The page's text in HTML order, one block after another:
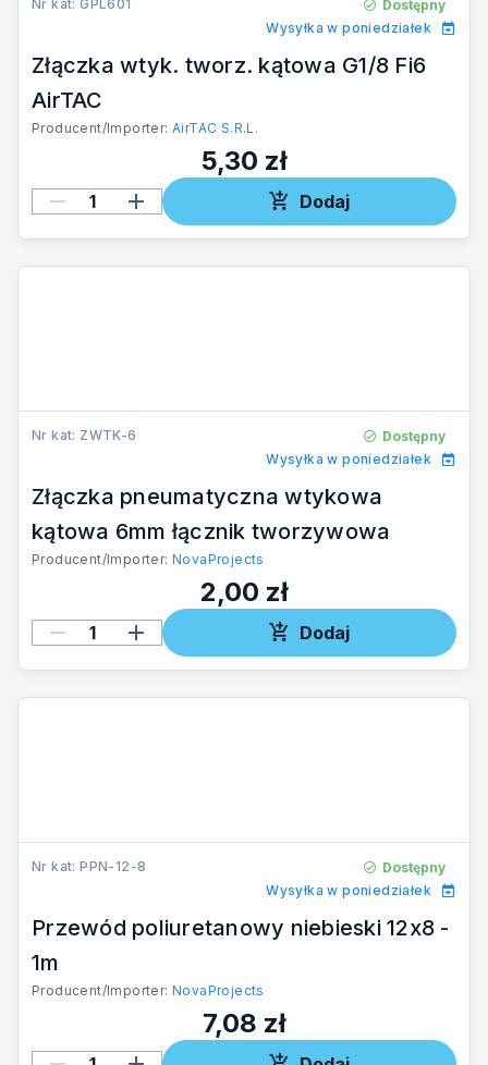
Nr kat: GPL601
Dostępny
Wysyłka w poniedziałek
Złączka wtyk. tworz. kątowa G1/8 Fi6
AirTAC
Producent/Importer:AirTAC S.R.L.
5,30 zł
Dodaj
Nr kat: ZWTK-6
Dostępny
Wysyłka w poniedziałek
Złączka pneumatyczna wtykowa
kątowa 6mm łącznik tworzywowa
Producent/Importer:NovaProjects
2,00 zł
Dodaj
Nr kat: PPN-12-8
Dostępny
Wysyłka w poniedziałek
Przewód poliuretanowy niebieski 12x8 -
1m
Producent/Importer:NovaProjects
7,08 zł